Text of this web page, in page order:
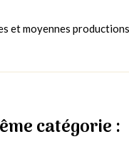
et moyennes
catégorie :